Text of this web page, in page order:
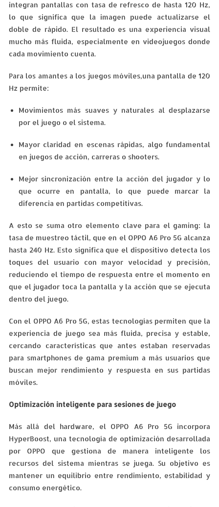
integran pantallas con tasa de refresco de hasta 120 Hz,
lo que significa que la imagen puede actualizarse el
doble de rápido. El resultado es una experiencia visual
mucho más fluida, especialmente en videojuegos donde
cada movimiento cuenta.
Para los amantes a los juegos móviles,una pantalla de 120
Hz permite:
Movimientos más suaves y naturales al desplazarse
por el juego o el sistema.
Mayor claridad en escenas rápidas, algo fundamental
en juegos de acción, carreras o shooters.
Mejor sincronización entre la acción del jugador y lo
que ocurre en pantalla, lo que puede marcar la
diferencia en partidas competitivas.
A esto se suma otro elemento clave para el gaming: la
tasa de muestreo táctil, que en el OPPO A6 Pro 5G alcanza
hasta 240 Hz. Esto significa que el dispositivo detecta los
toques del usuario con mayor velocidad y precisión,
reduciendo el tiempo de respuesta entre el momento en
que el jugador toca la pantalla y la acción que se ejecuta
dentro del juego.
Con el OPPO A6 Pro 5G, estas tecnologías permiten que la
experiencia de juego sea más fluida, precisa y estable,
cercando características que antes estaban reservadas
para smartphones de gama premium a más usuarios que
buscan mejor rendimiento y respuesta en sus partidas
móviles.
Optimización inteligente para sesiones de juego
Más allá del hardware, el OPPO A6 Pro 5G incorpora
HyperBoost, una tecnología de optimización desarrollada
por OPPO que gestiona de manera inteligente los
recursos del sistema mientras se juega. Su objetivo es
mantener un equilibrio entre rendimiento, estabilidad y
consumo energético.